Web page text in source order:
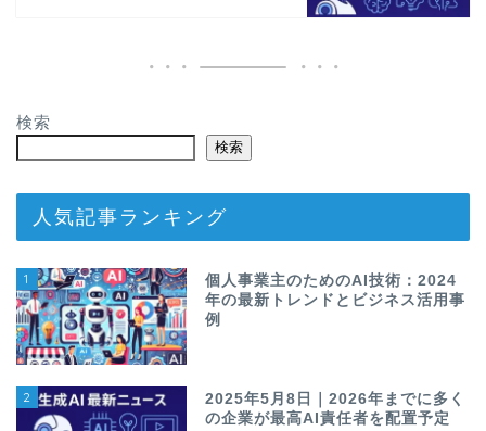
検索
検索
人気記事ランキング
1
個人事業主のためのAI技術：2024
年の最新トレンドとビジネス活用事
例
2
2025年5月8日｜2026年までに多く
の企業が最高AI責任者を配置予定